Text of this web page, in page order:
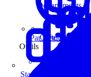
Par Région
Carte interactive
Outils
Départements
Statistiques